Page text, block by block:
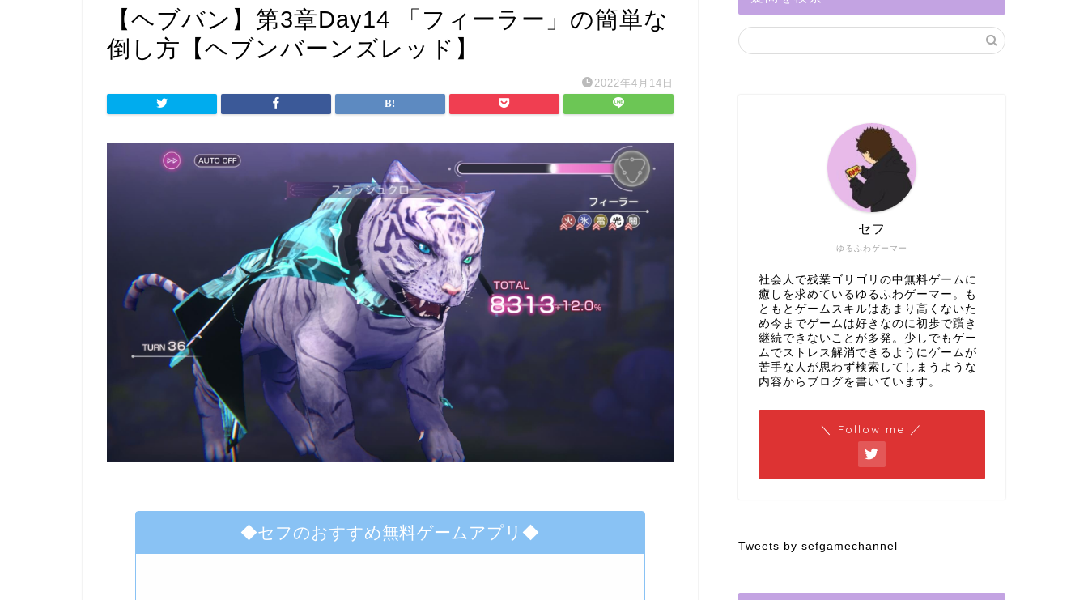
【ヘブバン】第3章Day14 「フィーラー」の簡単な
倒し方【ヘブンバーンズレッド】
2022年4月14日
◆セフのおすすめ無料ゲームアプリ◆
ゆるふわゲーマー
セフ
社会人で残業ゴリゴリの中無料ゲームに
癒しを求めているゆるふわゲーマー。も
ともとゲームスキルはあまり高くないた
め今までゲームは好きなのに初歩で躓き
継続できないことが多発。少しでもゲー
ムでストレス解消できるようにゲームが
苦手な人が思わず検索してしまうような
内容からブログを書いています。
＼ Follow me ／
Tweets by sefgamechannel